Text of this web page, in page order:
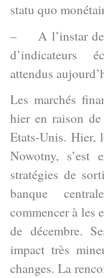
statu quo
– A l’instar de
d’indicateurs
attendus
Les marchés
hier en raison
Etats-Unis. Hier,
Nowotny, s’est
stratégies de
banque
commencer à les
de décembre.
impact très
changes. La